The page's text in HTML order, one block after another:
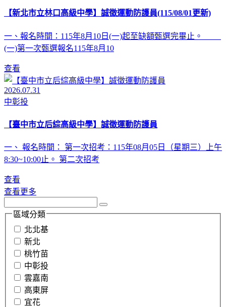
【新北市立林口高級中學】誠徵運動防護員(115/08/01更新)
一、報名時間：115年8月10日(一)起至缺額甄選完畢止。
(一)第一次甄選報名115年8月10
查看
2026.07.31
中彰投
【臺中市立后綜高級中學】誠徵運動防護員
一、 報名時間： 第一次招考：115年08月05日（星期三）上午
8:30~10:00止。 第二次招考
查看
查看更多
區域分類
北北基
新北
桃竹苗
中彰投
雲嘉南
高東屏
宜花